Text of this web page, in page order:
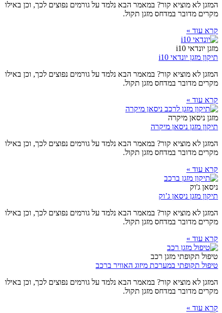
המזגן לא מוציא קור? במאמר הבא נלמד על גורמים נפוצים לכך, וכן באילו
מקרים מדובר במדחס מזגן תקול.
קרא עוד »
מזגן יונדאי i10
תיקון מזגן יונדאי i10
המזגן לא מוציא קור? במאמר הבא נלמד על גורמים נפוצים לכך, וכן באילו
מקרים מדובר במדחס מזגן תקול.
קרא עוד »
מזגן ניסאן מיקרה
תיקון מזגן ניסאן מיקרה
המזגן לא מוציא קור? במאמר הבא נלמד על גורמים נפוצים לכך, וכן באילו
מקרים מדובר במדחס מזגן תקול.
קרא עוד »
ניסאן ג'וק
תיקון מזגן ניסאן ג’וק
המזגן לא מוציא קור? במאמר הבא נלמד על גורמים נפוצים לכך, וכן באילו
מקרים מדובר במדחס מזגן תקול.
קרא עוד »
טיפול תקופתי מזגן רכב
טיפול תקופתי במערכת מיזוג האוויר ברכב
המזגן לא מוציא קור? במאמר הבא נלמד על גורמים נפוצים לכך, וכן באילו
מקרים מדובר במדחס מזגן תקול.
קרא עוד »